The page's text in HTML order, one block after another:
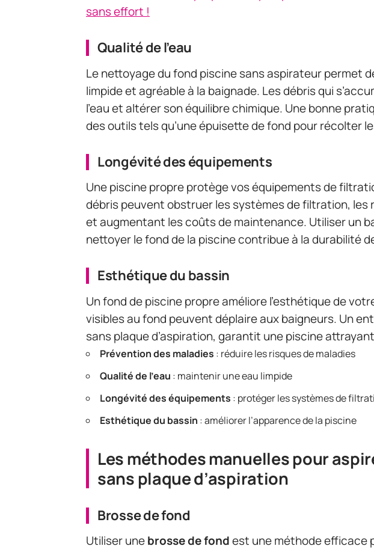
sans effort !
Qualité de l’eau
Le nettoyage du fond piscine sans aspirateur permet
limpide et agréable à la baignade. Les débris qui
l’eau et altérer son équilibre chimique. Une bonne
des outils tels qu’une épuisette de fond pour récolter
Longévité des équipements
Une piscine propre protège vos équipements de
débris peuvent obstruer les systèmes de filtration, les
et augmentant les coûts de maintenance. Utiliser un
nettoyer le fond de la piscine contribue à la durabilité
Esthétique du bassin
Un fond de piscine propre améliore l’esthétique de
visibles au fond peuvent déplaire aux baigneurs. Un
sans plaque d’aspiration, garantit une piscine
Prévention des maladies : réduire les risques de maladies
Qualité de l’eau : maintenir une eau limpide
Longévité des équipements : protéger les systèmes de
Esthétique du bassin : améliorer l’apparence de la piscine
Les méthodes manuelles pour
sans plaque d’aspiration
Brosse de fond
Utiliser unebrosse de fondest une méthode efficace